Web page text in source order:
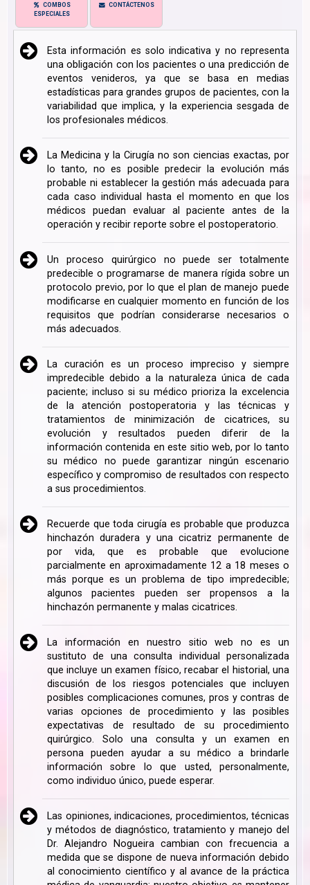
COMBOS
ESPECIALES
CONTÁCTENOS
Esta información es solo indicativa y no representa
una obligación con los pacientes o una predicción de
eventos venideros, ya que se basa en medias
estadísticas para grandes grupos de pacientes, con la
variabilidad que implica, y la experiencia sesgada de
los profesionales médicos.
La Medicina y la Cirugía no son ciencias exactas, por
lo tanto, no es posible predecir la evolución más
probable ni establecer la gestión más adecuada para
cada caso individual hasta el momento en que los
médicos puedan evaluar al paciente antes de la
operación y recibir reporte sobre el postoperatorio.
Un proceso quirúrgico no puede ser totalmente
predecible o programarse de manera rígida sobre un
protocolo previo, por lo que el plan de manejo puede
modificarse en cualquier momento en función de los
requisitos que podrían considerarse necesarios o
más adecuados.
La curación es un proceso impreciso y siempre
impredecible debido a la naturaleza única de cada
paciente; incluso si su médico prioriza la excelencia
de la atención postoperatoria y las técnicas y
tratamientos de minimización de cicatrices, su
evolución y resultados pueden diferir de la
información contenida en este sitio web, por lo tanto
su médico no puede garantizar ningún escenario
específico y compromiso de resultados con respecto
a sus procedimientos.
Recuerde que toda cirugía es probable que produzca
hinchazón duradera y una cicatriz permanente de
por vida, que es probable que evolucione
parcialmente en aproximadamente 12 a 18 meses o
más porque es un problema de tipo impredecible;
algunos pacientes pueden ser propensos a la
hinchazón permanente y malas cicatrices.
La información en nuestro sitio web no es un
sustituto de una consulta individual personalizada
que incluye un examen físico, recabar el historial, una
discusión de los riesgos potenciales que incluyen
posibles complicaciones comunes, pros y contras de
varias opciones de procedimiento y las posibles
expectativas de resultado de su procedimiento
quirúrgico. Solo una consulta y un examen en
persona pueden ayudar a su médico a brindarle
información sobre lo que usted, personalmente,
como individuo único, puede esperar.
Las opiniones, indicaciones, procedimientos, técnicas
y métodos de diagnóstico, tratamiento y manejo del
Dr. Alejandro Nogueira cambian con frecuencia a
medida que se dispone de nueva información debido
al conocimiento científico y al avance de la práctica